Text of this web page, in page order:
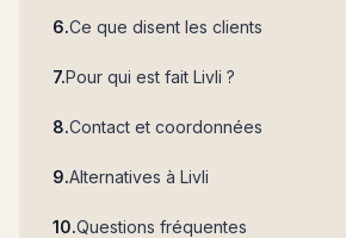
Ce que disent les clients
Pour qui est fait Livli ?
Contact et coordonnées
Alternatives à Livli
Questions fréquentes